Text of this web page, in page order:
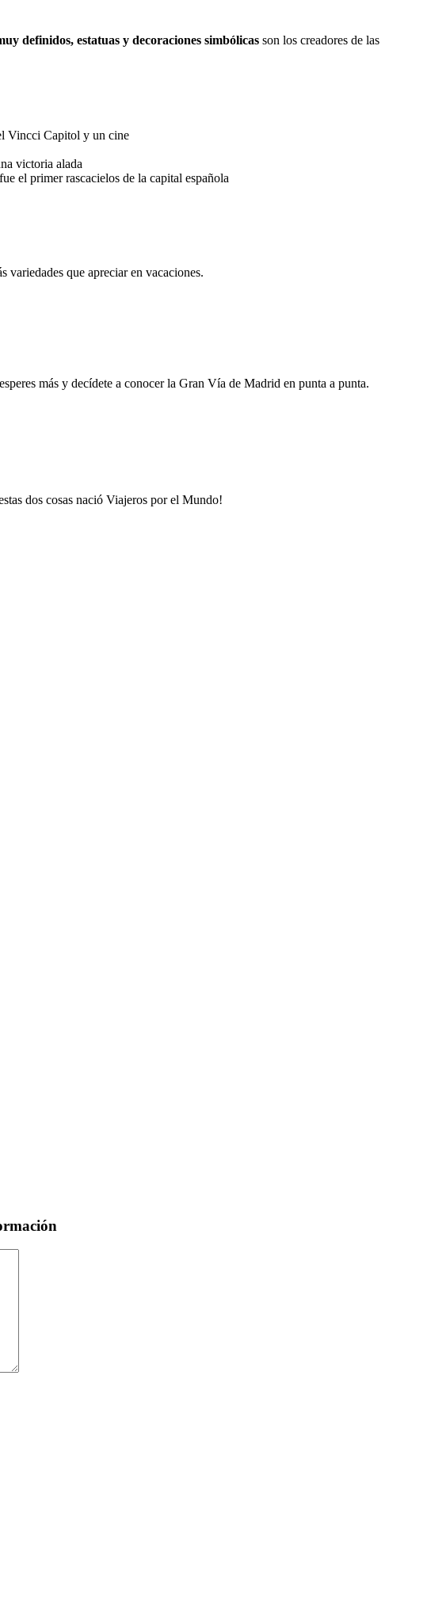
definidos, estatuas y decoraciones simbólicas son los creadores de las
Vincci Capitol y un cine
victoria alada
el primer rascacielos de la capital española
variedades que apreciar en vacaciones.
más y decídete a conocer la Gran Vía de Madrid en punta a punta.
dos cosas nació Viajeros por el Mundo!